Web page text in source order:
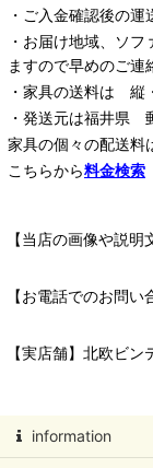
・ご入金確認後の
・お届け地域、ソ
ますので早めのご連
・家具の送料は 縦
・発送元は福井県
家具の個々の配送料
こちらから料金検索
【当店の画像や説明
【お電話でのお問
【実店舗】北欧ビ
information